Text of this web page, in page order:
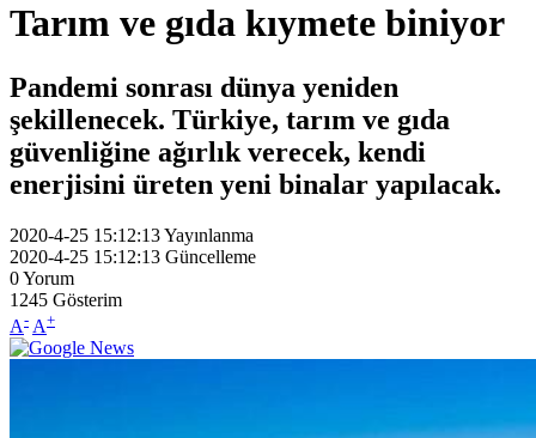
Tarım ve gıda kıymete biniyor
Pandemi sonrası dünya yeniden
şekillenecek. Türkiye, tarım ve gıda
güvenliğine ağırlık verecek, kendi
enerjisini üreten yeni binalar yapılacak.
2020-4-25 15:12:13Yayınlanma
2020-4-25 15:12:13 Güncelleme
0Yorum
1245 Gösterim
A- A+